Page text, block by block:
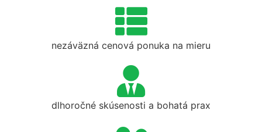
nezáväzná cenová ponuka na mieru
dlhoročné skúsenosti a bohatá prax